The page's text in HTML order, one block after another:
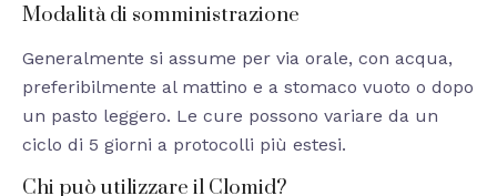
Modalità di somministrazione
Generalmente si assume per via orale, con acqua,
preferibilmente al mattino e a stomaco vuoto o dopo
un pasto leggero. Le cure possono variare da un
ciclo di 5 giorni a protocolli più estesi.
Chi può utilizzare il Clomid?